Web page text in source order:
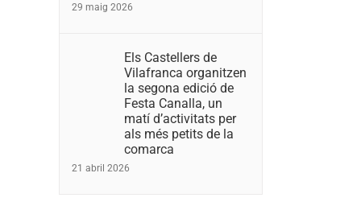
29 maig 2026
Els Castellers de
Vilafranca organitzen
la segona edició de
Festa Canalla, un
matí d’activitats per
als més petits de la
comarca
21 abril 2026